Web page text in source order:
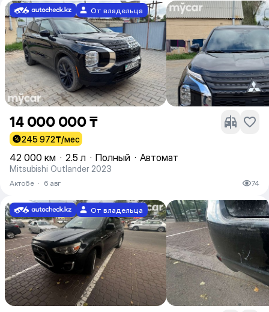
От владельца
14 000 000 ₸
245 972₸/мес
42 000 км · 2.5 л · Полный · Автомат
Mitsubishi Outlander 2023
Актобе · 6 авг 74
От владельца